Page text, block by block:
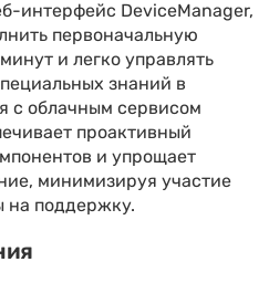
интерфейс DeviceManager,
первоначальную
и легко управлять
знаний в
с облачным сервисом
проактивный
и упрощает
минимизируя участие
на поддержку.